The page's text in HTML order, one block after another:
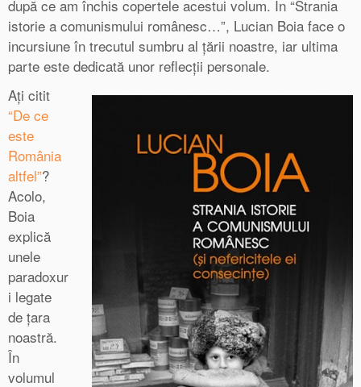
după ce am închis copertele acestui volum. În “Strania
istorie a comunismului românesc…”, Lucian Boia face o
incursiune în trecutul sumbru al țării noastre, iar ultima
parte este dedicată unor reflecții personale.
Ați citit
“De ce
este
România
altfel”?
Acolo,
Boia
explică
unele
paradoxur
i legate
de țara
noastră.
În
volumul